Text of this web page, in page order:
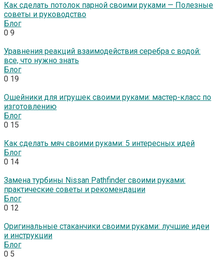
Как сделать потолок парной своими руками — Полезные
советы и руководство
Блог
0 9
Уравнения реакций взаимодействия серебра с водой:
все, что нужно знать
Блог
0 19
Ошейники для игрушек своими руками: мастер-класс по
изготовлению
Блог
0 15
Как сделать мяч своими руками: 5 интересных идей
Блог
0 14
Замена турбины Nissan Pathfinder своими руками:
практические советы и рекомендации
Блог
0 12
Оригинальные стаканчики своими руками: лучшие идеи
и инструкции
Блог
0 5